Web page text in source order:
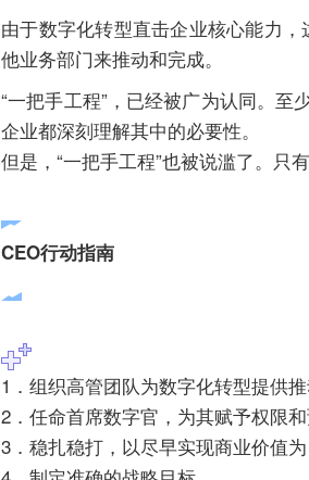
由于数字化转型直击企业核心能力
他业务部门来推动和完成。
“一把手工程”，已经被广为认同。至
企业都深刻理解其中的必要性。
但是，“一把手工程”也被说滥了。只
CEO行动指南
1．组织高管团队为数字化转型提供
2．任命首席数字官，为其赋予权限
3．稳扎稳打，以尽早实现商业价值